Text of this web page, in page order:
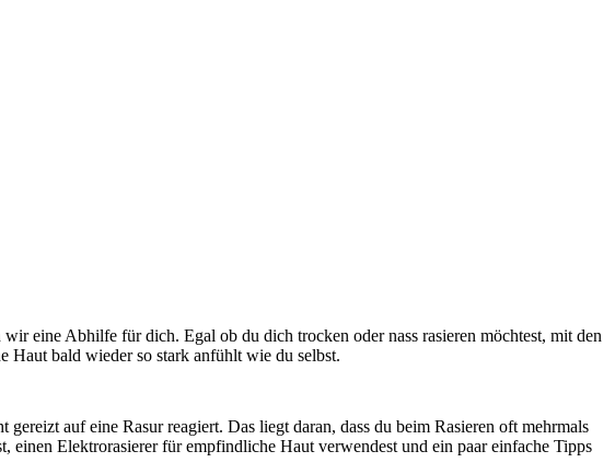
eine Abhilfe für dich. Egal ob du dich trocken oder nass rasieren möchtest, mit den
Haut bald wieder so stark anfühlt wie du selbst.
auf eine Rasur reagiert. Das liegt daran, dass du beim Rasieren oft mehrmals
Elektrorasierer für empfindliche Haut verwendest und ein paar einfache Tipps